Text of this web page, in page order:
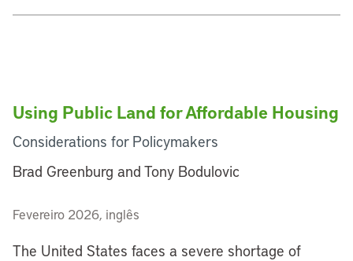
Using Public Land for Affordable Housing
Considerations for Policymakers
Brad Greenburg and Tony Bodulovic
Fevereiro 2026, inglês
The United States faces a severe shortage of